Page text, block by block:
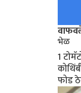
भेळ
1
फोड